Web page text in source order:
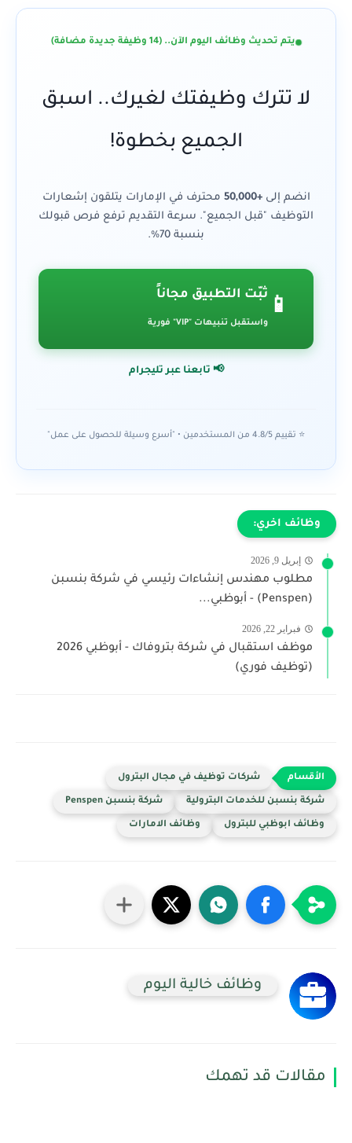
يتم تحديث وظائف اليوم الآن.. (14 وظيفة جديدة مضافة)
لا تترك وظيفتك لغيرك.. اسبق
الجميع بخطوة!
انضم إلى+50,000
محترف في الإمارات يتلقون إشعارات
التوظيف "قبل الجميع". سرعة التقديم ترفع فرص قبولك
بنسبة 70%.
📱
ثبّت التطبيق مجاناً
واستقبل تنبيهات "VIP" فورية
📢 تابعنا عبر تليجرام
⭐ تقييم 4.8/5 من المستخدمين • "أسرع وسيلة للحصول على عمل"
وظائف اخري:
إبريل 9, 2026
مطلوب مهندس إنشاءات رئيسي في شركة بنسبن
(Penspen) - أبوظبي...
فبراير 22, 2026
موظف استقبال في شركة بتروفاك - أبوظبي 2026
(توظيف فوري)
شركات توظيف في مجال البترول
شركة بنسبن للخدمات البترولية شركة بنسبن Penspen
وظائف ابوظبي للبترول وظائف الامارات
وظائف خالية اليوم
مقالات قد تهمك